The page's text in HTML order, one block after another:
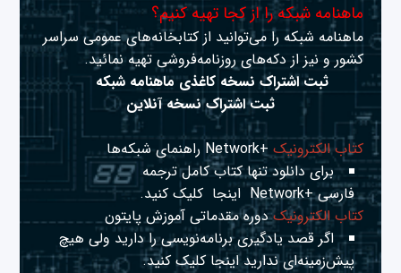
ماهنامه شبکه را از کجا تهیه کنیم؟
ماهنامه شبکه را می‌توانید از کتابخانه‌های عمومی سراسر
کشور و نیز از دکه‌های روزنامه‌فروشی تهیه نمائید.
ثبت اشتراک نسخه کاغذی ماهنامه شبکه
ثبت اشتراک نسخه آنلاین
کتاب الکترونیک+Network راهنمای شبکه‌ها
برای دانلود تنها کتاب کامل ترجمه
فارسی +Network
اینجا کلیک کنید.
کتاب الکترونیکدوره مقدماتی آموزش پایتون
اگر قصد یادگیری برنامه‌نویسی را دارید ولی هیچ
پیش‌زمینه‌ای نداریداینجا کلیک کنید.